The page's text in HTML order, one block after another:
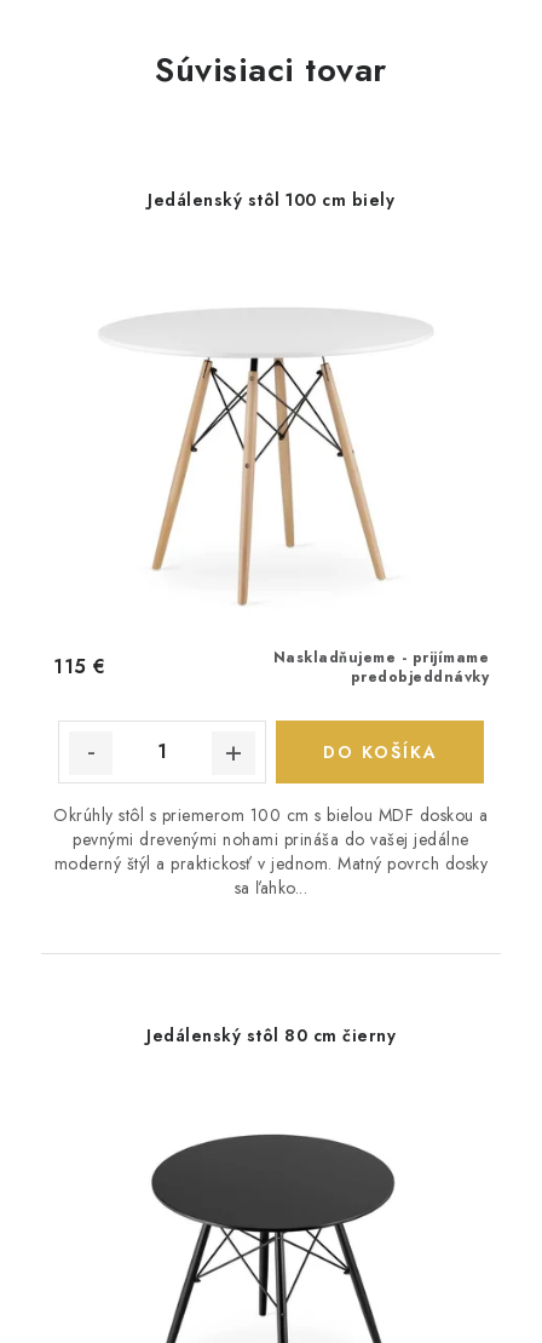
Súvisiaci tovar
Jedálenský stôl 100 cm biely
Naskladňujeme - prijímame
predobjeddnávky
115 €
DO KOŠÍKA
Okrúhly stôl s priemerom 100 cm s bielou MDF doskou a
pevnými drevenými nohami prináša do vašej jedálne
moderný štýl a praktickosť v jednom. Matný povrch dosky
sa ľahko...
Jedálenský stôl 80 cm čierny